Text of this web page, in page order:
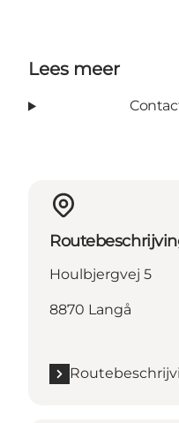
Lees meer
Houlbjergvej 5
8870 Langå